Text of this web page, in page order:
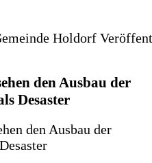
Holdorf
den Ausbau der
Desaster